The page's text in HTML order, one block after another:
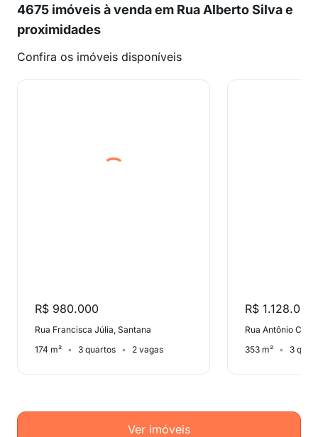
4675 imóveis à venda em Rua Alberto Silva e
proximidades
Confira os imóveis disponíveis
R$ 980.000
Rua Francisca Júlia, Santana
174 m²
3 quartos 2 vagas
R$ 1.128.000
353 m² 3
Ver imóveis